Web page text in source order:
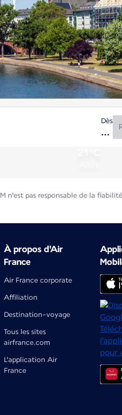
Dès
n'est pas responsable de la
À propos d'Air
France
Air France corporate
Affiliation
Destination-voyage
Tous les sites
airfrance.com
L'application Air
France